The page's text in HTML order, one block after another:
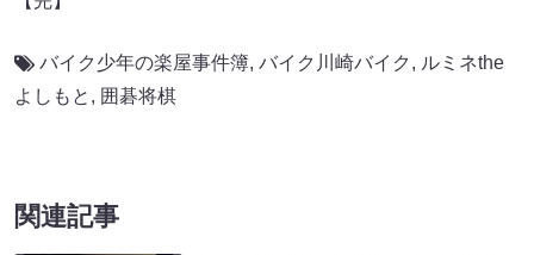
バイク少年の楽屋事件簿, バイク川崎バイク , ルミネthe
よしもと , 囲碁将棋
関連記事